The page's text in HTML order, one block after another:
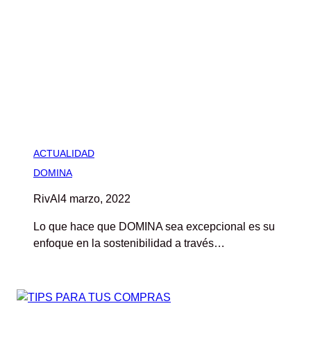
ACTUALIDAD
DOMINA
RivAl 4 marzo, 2022
Lo que hace que DOMINA sea excepcional es su
enfoque en la sostenibilidad a través…